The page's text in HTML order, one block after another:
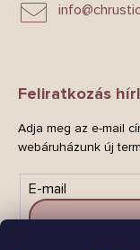
info@
Feliratkozás
Adja meg az e-mail
webáruházunk új
E-mail